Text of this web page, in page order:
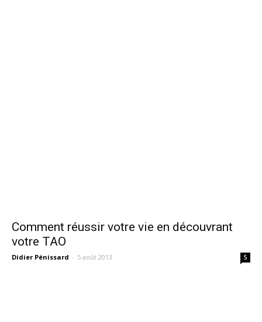
Comment réussir votre vie en découvrant
votre TAO
Didier Pénissard - 5 août 2013 5